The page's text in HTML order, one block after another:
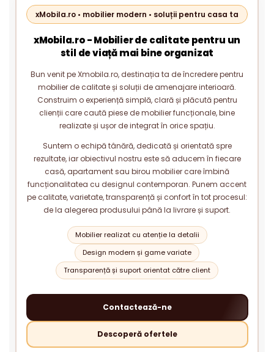
xMobila.ro • mobilier modern • soluții pentru casa ta
xMobila.ro - Mobilier de calitate pentru un
stil de viață mai bine organizat
Bun venit pe Xmobila.ro, destinația ta de încredere pentru
mobilier de calitate și soluții de amenajare interioară.
Construim o experiență simplă, clară și plăcută pentru
clienții care caută piese de mobilier funcționale, bine
realizate și ușor de integrat în orice spațiu.
Suntem o echipă tânără, dedicată și orientată spre
rezultate, iar obiectivul nostru este să aducem în fiecare
casă, apartament sau birou mobilier care îmbină
funcționalitatea cu designul contemporan. Punem accent
pe calitate, varietate, transparență și confort în tot procesul:
de la alegerea produsului până la livrare și suport.
Mobilier realizat cu atenție la detalii
Design modern și game variate
Transparență și suport orientat către client
Contactează-ne
Descoperă ofertele